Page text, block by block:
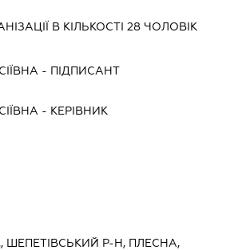
В КІЛЬКОСТІ 28 ЧОЛОВІК
- ПІДПИСАНТ
- КЕРІВНИК
ШЕПЕТІВСЬКИЙ Р-Н, ПЛЕСНА,